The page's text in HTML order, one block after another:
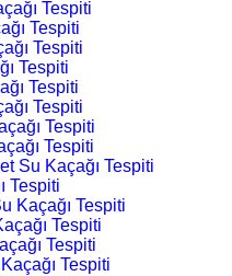
Tespiti
Tespiti
Tespiti
Tespiti
Tespiti
Tespiti
Tespiti
Tespiti
Su Kaçağı Tespiti
Tespiti
Kaçağı Tespiti
Tespiti
Tespiti
Tespiti